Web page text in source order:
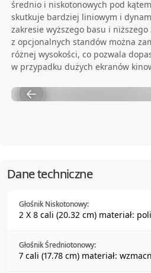
średnio i niskotonowych pod
skutkuje bardziej liniowym i
zakresie wyższego basu i
z opcjonalnych standów można
różnej wysokości, co pozwala
w przypadku dużych ekranów
Dane techniczne
Głośnik Niskotonowy:
2 X 8 cali (20.32 cm) materiał:
Głośnik Średniotonowy:
7 cali (17.78 cm) materiał: